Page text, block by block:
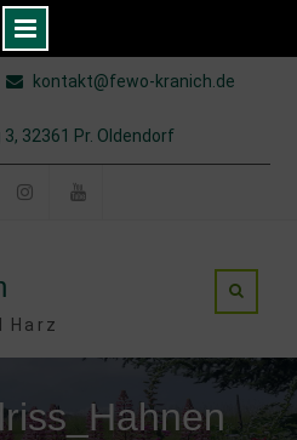
kontakt@fewo-kranich.de
32361 Pr. Oldendorf
Harz